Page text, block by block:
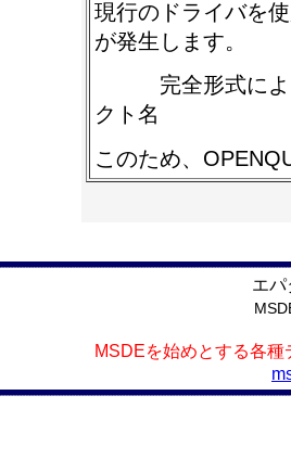
現行のドライバを
が発生します。
完全形式による
クト名
このため、
エ
MSDEを始めとする各